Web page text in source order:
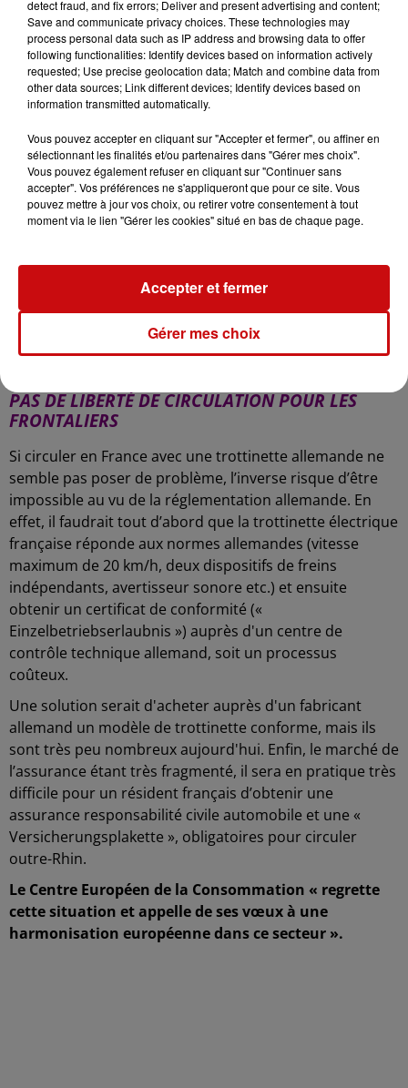
soumis à une obligation d‘assurance de
responsabilité civile pour les dommages causés à
autrui(blessures ou dégâts matériels). Renseignez-vous
avec votre assureur pour être couvert !
Attention, les opérateurs privés qui proposent en
n'assurent pas systématiquement les utilisateurs.
En Allemagne, il sera obligatoire de souscrire une
assurance responsabilité civile automobile(« Kfz-
Haftpflichtversicherung ») et il faudra coller une vignette,
forces de l’ordre allemandes que vous êtes assuré et
que le modèle de la trottinette est bien autorisé. La
conduite sans assurance d’un véhicule motorisé
constitue un délit au regard du code de la route aussi
bien français qu'allemand.
PAS DE LIBERTÉ DE CIRCULATION POUR LES
FRONTALIERS
Si circuler en France avec une trottinette allemande ne
semble pas poser de problème, l’inverse risque d’être
impossible au vu de la réglementation allemande. En
effet, il faudrait tout d’abord que la trottinette électrique
française réponde aux normes allemandes (vitesse
maximum de 20 km/h, deux dispositifs de freins
indépendants, avertisseur sonore etc.) et ensuite
obtenir un certificat de conformité («
Einzelbetriebserlaubnis ») auprès d'un centre de
contrôle technique allemand, soit un processus
coûteux.
Une solution serait d'acheter auprès d'un fabricant
allemand un modèle de trottinette conforme, mais ils
sont très peu nombreux aujourd'hui. Enfin, le marché de
l’assurance étant très fragmenté, il sera en pratique très
difficile pour un résident français d’obtenir une
assurance responsabilité civile automobile et une «
Versicherungsplakette », obligatoires pour circuler
outre-Rhin.
Le Centre Européen de la Consommation « regrette
cette situation et appelle de ses vœux à une
harmonisation européenne dans ce secteur ».
detect fraud, and fix errors; Deliver and present advertising and content;
Save and communicate privacy choices. These technologies may
process personal data such as IP address and browsing data to offer
following functionalities: Identify devices based on information actively
requested; Use precise geolocation data; Match and combine data from
other data sources; Link different devices; Identify devices based on
information transmitted automatically.
Vous pouvez accepter en cliquant sur "Accepter et fermer", ou affiner en
sélectionnant les finalités et/ou partenaires dans "Gérer mes choix".
Vous pouvez également refuser en cliquant sur "Continuer sans
accepter". Vos préférences ne s'appliqueront que pour ce site. Vous
pouvez mettre à jour vos choix, ou retirer votre consentement à tout
moment via le lien "Gérer les cookies" situé en bas de chaque page.
Gérer mes choix
Accepter et fermer